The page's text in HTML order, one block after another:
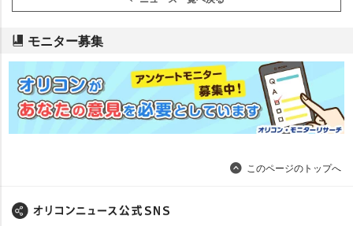
モニター募集
このページのトップへ